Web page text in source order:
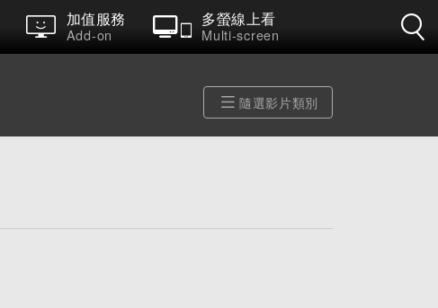
加值服務
Add-on
多螢線上看
Multi-screen
隨選影片類別